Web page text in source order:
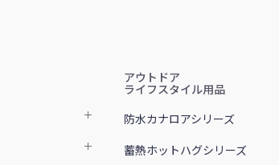
アウトドア
ライフスタイル用品
防水カナロアシリーズ
蓄熱ホットハグシリーズ